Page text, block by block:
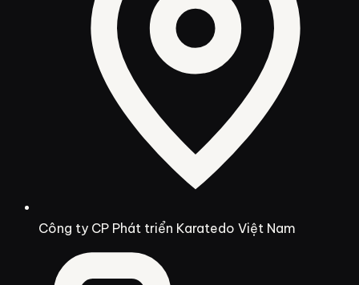
Công ty CP Phát triển Karatedo Việt Nam